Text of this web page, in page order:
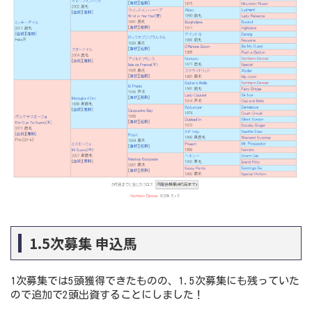
1.5次募集 申込馬
1次募集では5頭獲得できたものの、1.5次募集にも残っていた
ので追加で2頭出資することにしました！